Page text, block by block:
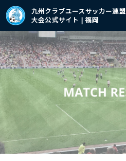
九州クラブユースサッカー連盟
大会公式サイト | 福岡